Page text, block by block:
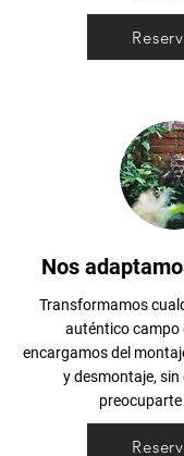
Nos
Transformamos
auténtico campo
encargamos del
y desmontaje,